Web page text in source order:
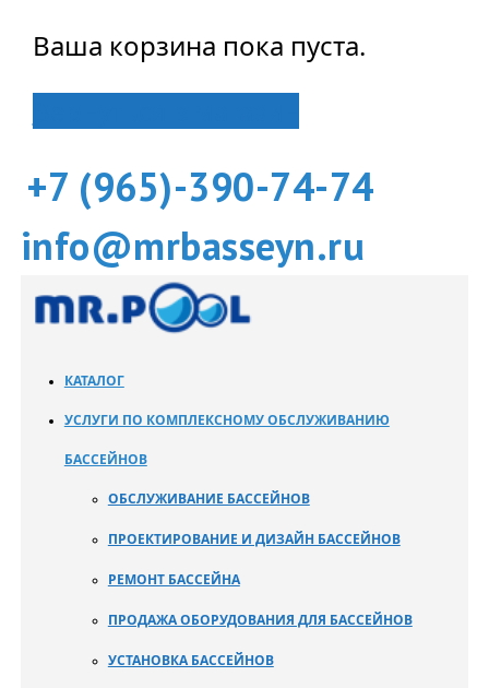
Ваша корзина пока пуста.
+7 (965)-390-74-74
info@mrbasseyn.ru
КАТАЛОГ
УСЛУГИ ПО КОМПЛЕКСНОМУ ОБСЛУЖИВАНИЮ
БАССЕЙНОВ
ОБСЛУЖИВАНИЕ БАССЕЙНОВ
ПРОЕКТИРОВАНИЕ И ДИЗАЙН БАССЕЙНОВ
РЕМОНТ БАССЕЙНА
ПРОДАЖА ОБОРУДОВАНИЯ ДЛЯ БАССЕЙНОВ
УСТАНОВКА БАССЕЙНОВ